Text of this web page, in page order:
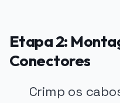
Etapa 2:
Conectores
Crimp os